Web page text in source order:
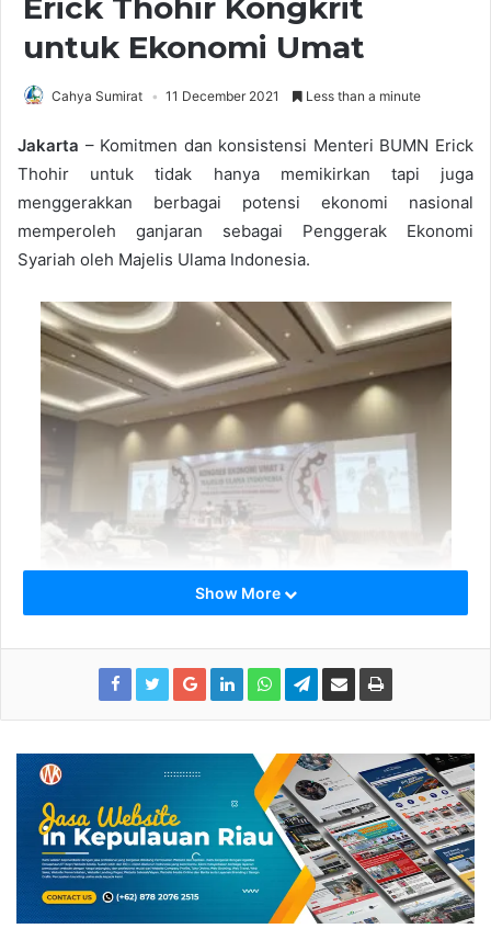
Erick Thohir Kongkrit
untuk Ekonomi Umat
Cahya Sumirat 11 December 2021 Less than a minute
Jakarta – Komitmen dan konsistensi Menteri BUMN Erick
Thohir untuk tidak hanya memikirkan tapi juga
menggerakkan berbagai potensi ekonomi nasional
memperoleh ganjaran sebagai Penggerak Ekonomi
Syariah oleh Majelis Ulama Indonesia.
Penghargaan ini disaksikan oleh seluruh perwakilan MUI
“Menteri Erick Thohir yang juga sebagai Ketua Umum
Masyarakat Ekonomi Syariah memang secara konsisten
dan kongkrit bekerja untuk kebangkitan ekonomi umat,”
ujar Arief Rosyid (Peserta Kongres Ekonomi Umat MUI)
Show More